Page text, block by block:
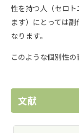
性を持つ人（セロ
ます）にとっては
なります。
このような個別性の
文献